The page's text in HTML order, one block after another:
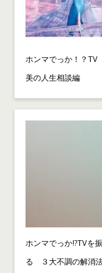
ホンマでっか！？
美の人生相談編
ホンマでっか!?TVを
る ３大不調の解消